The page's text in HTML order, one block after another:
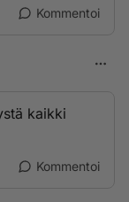
Kommentoi
kaikki
Kommentoi